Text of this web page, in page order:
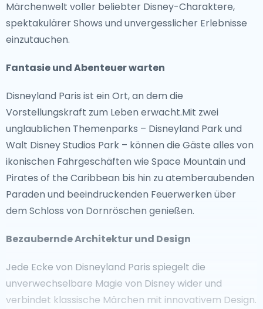
Märchenwelt voller beliebter Disney-Charaktere,
spektakulärer Shows und unvergesslicher Erlebnisse
einzutauchen.
Fantasie und Abenteuer warten
Disneyland Paris ist ein Ort, an dem die
Vorstellungskraft zum Leben erwacht.Mit zwei
unglaublichen Themenparks – Disneyland Park und
Walt Disney Studios Park – können die Gäste alles von
ikonischen Fahrgeschäften wie Space Mountain und
Pirates of the Caribbean bis hin zu atemberaubenden
Paraden und beeindruckenden Feuerwerken über
dem Schloss von Dornröschen genießen.
Bezaubernde Architektur und Design
Jede Ecke von Disneyland Paris spiegelt die
unverwechselbare Magie von Disney wider und
verbindet klassische Märchen mit innovativem Design.